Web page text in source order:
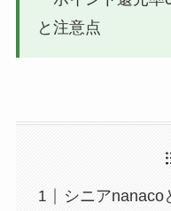
と注意点
シニアnanaco